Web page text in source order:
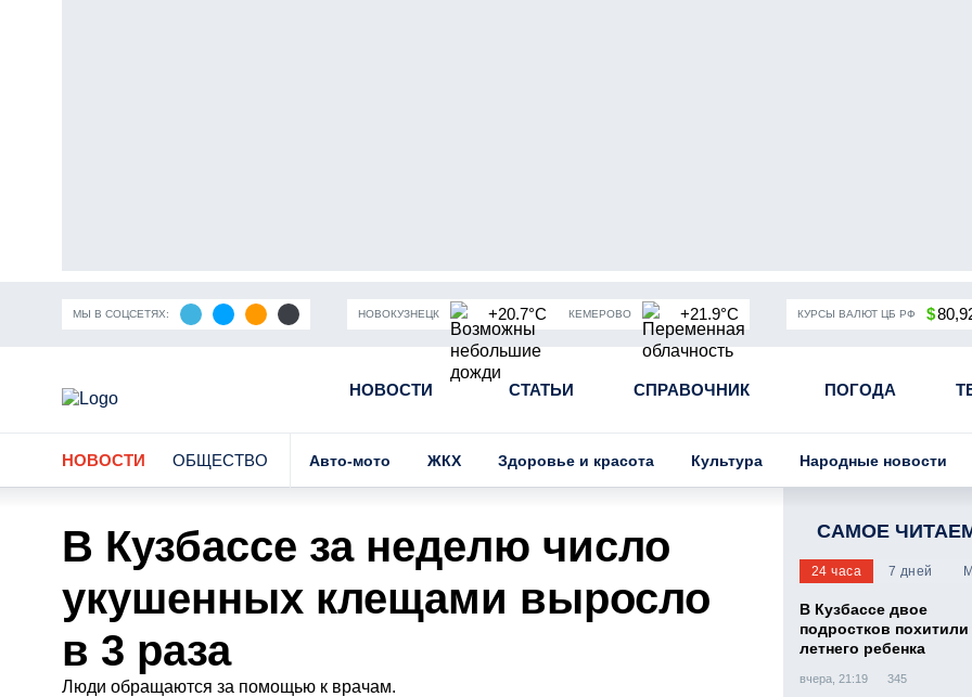
МЫ В СОЦСЕТЯХ: НОВОКУЗНЕЦК +20.7°C КЕМЕРОВО +21.9°C КУРСЫ ВАЛЮТ ЦБ РФ $
НОВОСТИ СТАТЬИ СПРАВОЧНИК ПОГОДА
Кузбасса Пандемия коронавирусной инфекции Частичная мобилизация в России Угольная промышленность
НОВОСТИ ОБЩЕСТВО Авто-мото ЖКХ Здоровье и красота Культура Народные новости
В Кузбассе за неделю число
укушенных клещами выросло
в 3 раза
Люди обращаются за помощью к врачам.
САМОЕ
24 часа 7 дней
В Кузбассе двое
подростков похитили
летнего ребенка
вчера, 21:19 345